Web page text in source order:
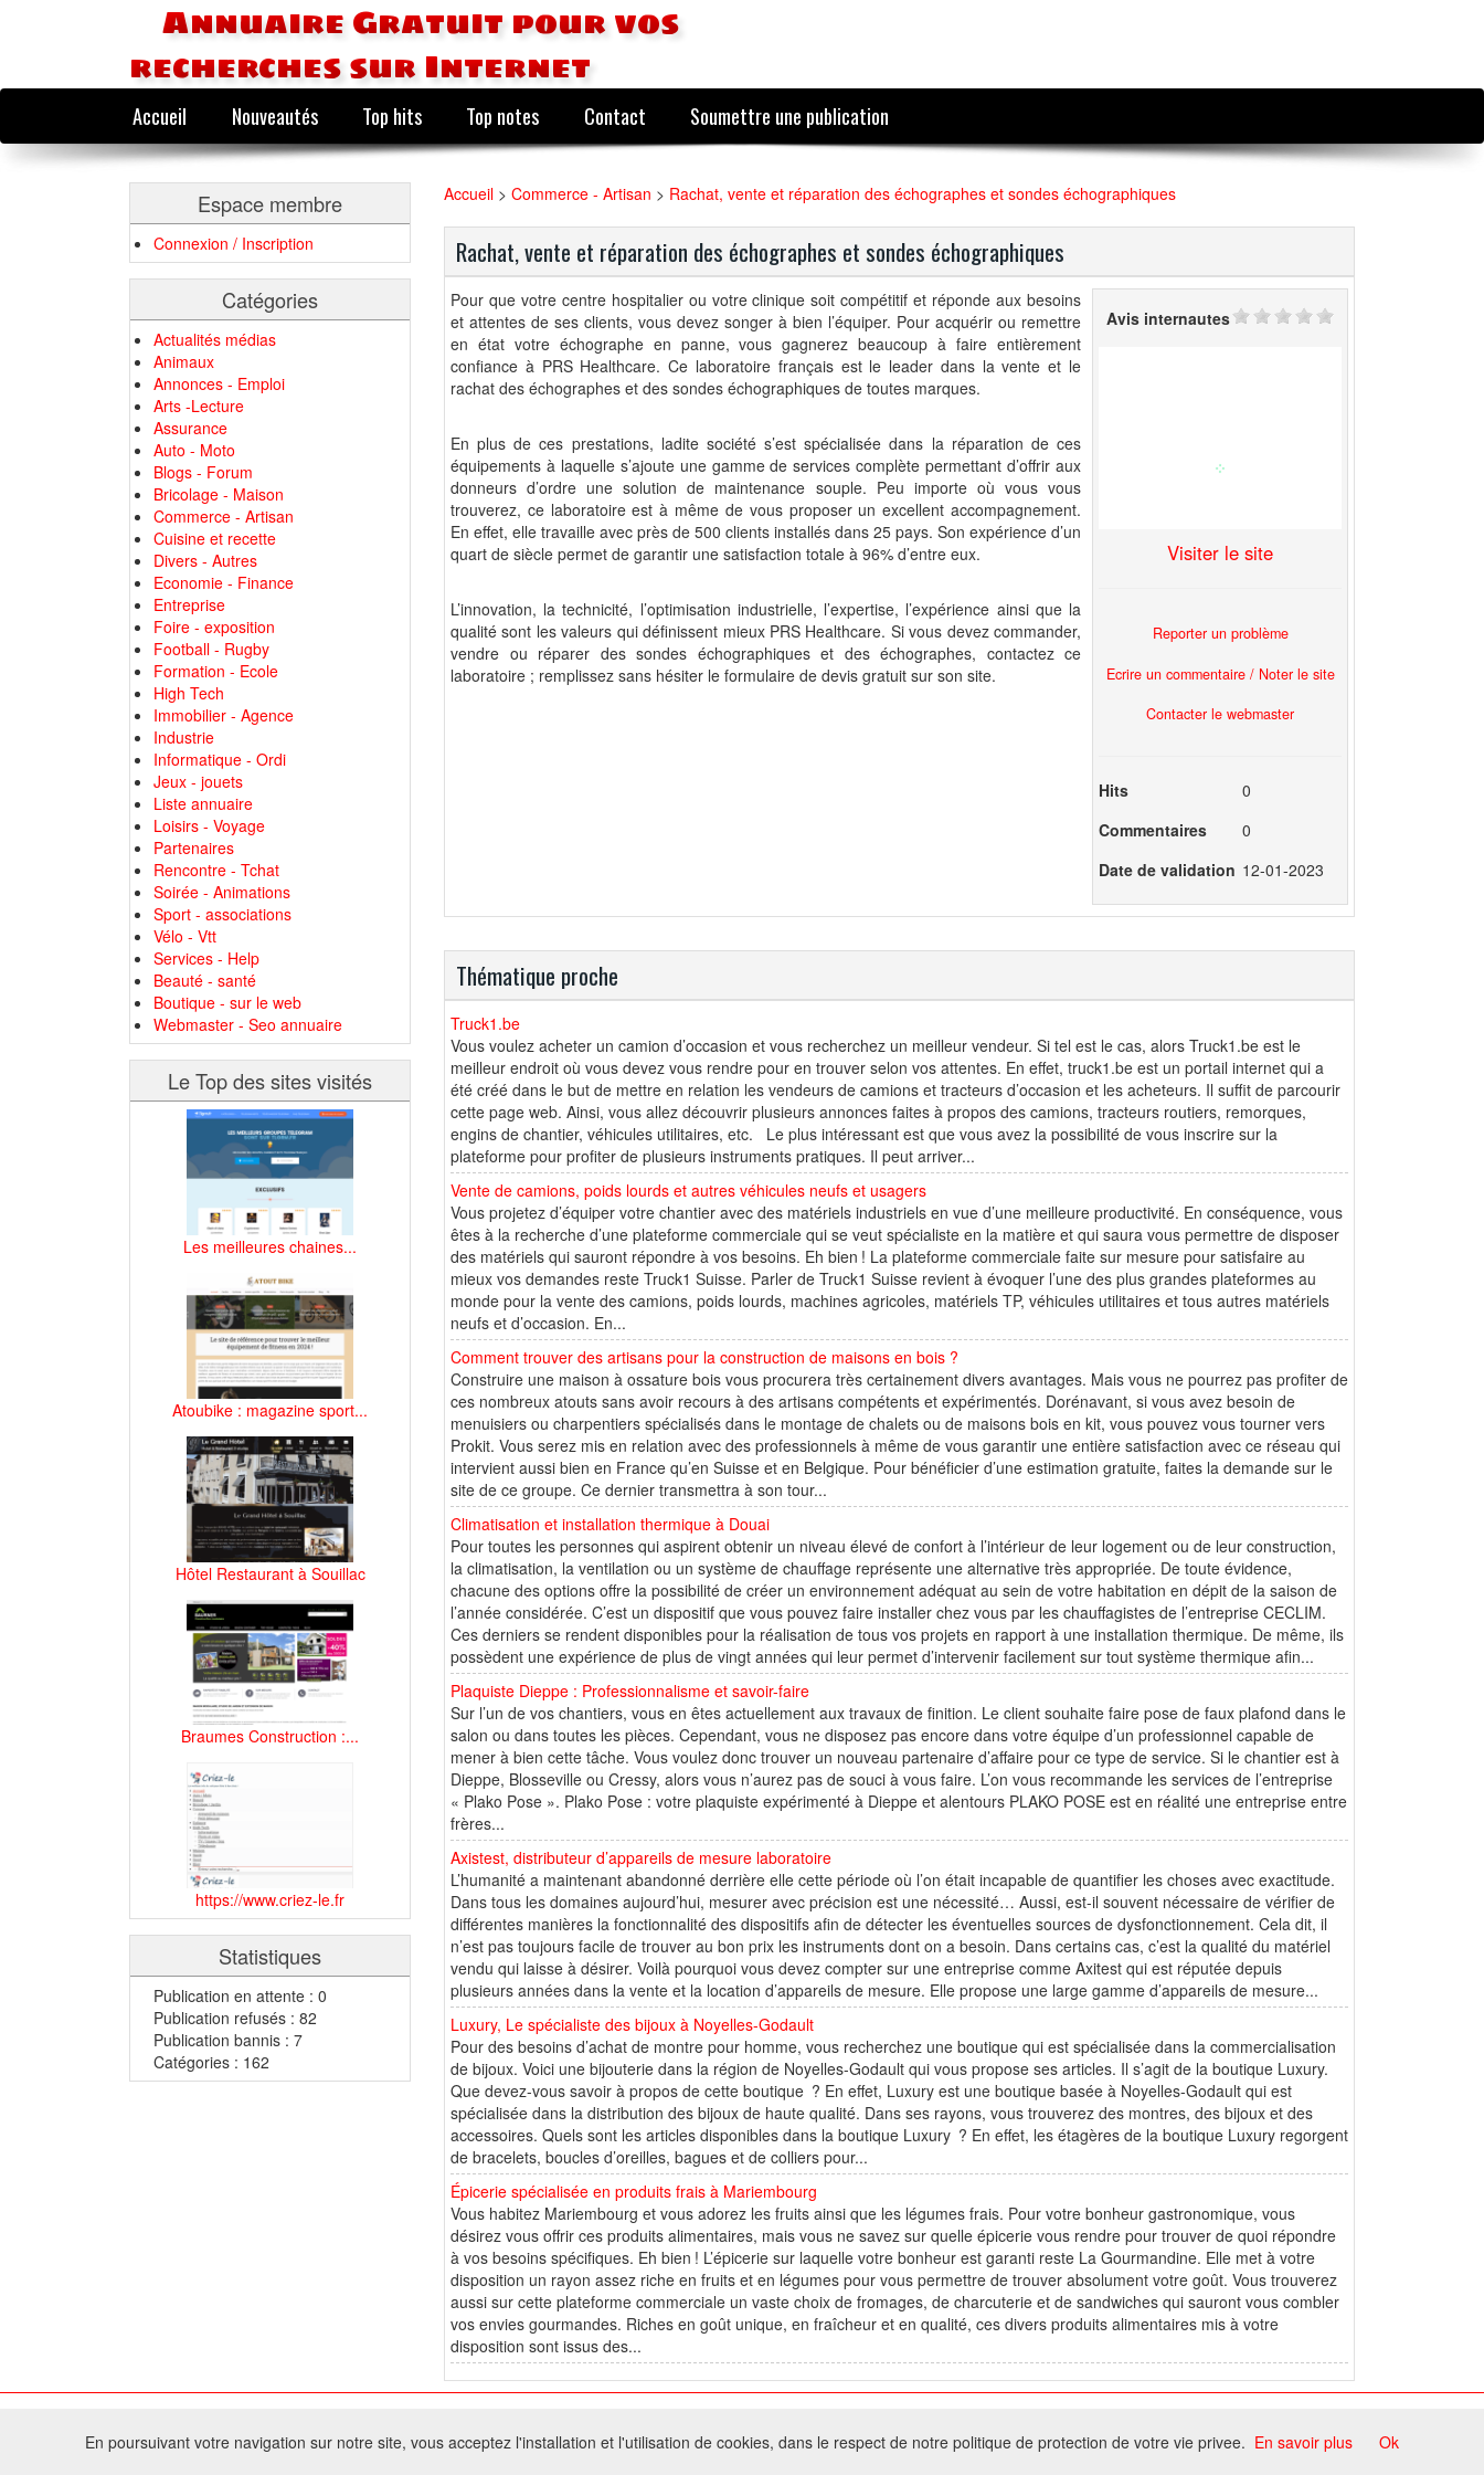
Annuaire Gratuit pour vos
recherches sur Internet
Accueil Nouveautés Top hits Top notes Contact Soumettre une publication
Espace membre
Connexion / Inscription
Catégories
Actualités médias
Animaux
Annonces - Emploi
Arts -Lecture
Assurance
Auto - Moto
Blogs - Forum
Bricolage - Maison
Commerce - Artisan
Cuisine et recette
Divers - Autres
Economie - Finance
Entreprise
Foire - exposition
Football - Rugby
Formation - Ecole
High Tech
Immobilier - Agence
Industrie
Informatique - Ordi
Jeux - jouets
Liste annuaire
Loisirs - Voyage
Partenaires
Rencontre - Tchat
Soirée - Animations
Sport - associations
Vélo - Vtt
Services - Help
Beauté - santé
Boutique - sur le web
Webmaster - Seo annuaire
Le Top des sites visités
Les meilleures chaines...
Atoubike : magazine sport...
Hôtel Restaurant à Souillac
Braumes Construction :...
https://www.criez-le.fr
Statistiques
Publication en attente : 0
Publication refusés : 82
Publication bannis : 7
Catégories : 162
Accueil > Commerce - Artisan > Rachat, vente et réparation des échographes et sondes échographiques
Rachat, vente et réparation des échographes et sondes échographiques
Pour que votre centre hospitalier ou votre clinique soit compétitif et réponde aux besoins
et attentes de ses clients, vous devez songer à bien l’équiper. Pour acquérir ou remettre
en état votre échographe en panne, vous gagnerez beaucoup à faire entièrement
confiance à PRS Healthcare. Ce laboratoire français est le leader dans la vente et le
rachat des échographes et des sondes échographiques de toutes marques.
En plus de ces prestations, ladite société s’est spécialisée dans la réparation de ces
équipements à laquelle s’ajoute une gamme de services complète permettant d’offrir aux
donneurs d’ordre une solution de maintenance souple. Peu importe où vous vous
trouverez, ce laboratoire est à même de vous proposer un excellent accompagnement.
En effet, elle travaille avec près de 500 clients installés dans 25 pays. Son expérience d’un
quart de siècle permet de garantir une satisfaction totale à 96% d’entre eux.
L’innovation, la technicité, l’optimisation industrielle, l’expertise, l’expérience ainsi que la
qualité sont les valeurs qui définissent mieux PRS Healthcare. Si vous devez commander,
vendre ou réparer des sondes échographiques et des échographes, contactez ce
laboratoire ; remplissez sans hésiter le formulaire de devis gratuit sur son site.
Avis internautes
Visiter le site
Reporter un problème
Ecrire un commentaire / Noter le site
Contacter le webmaster
Hits
0
Commentaires
0
Date de validation 12-01-2023
Thématique proche
Truck1.be
Vous voulez acheter un camion d’occasion et vous recherchez un meilleur vendeur. Si tel est le cas, alors Truck1.be est le
meilleur endroit où vous devez vous rendre pour en trouver selon vos attentes. En effet, truck1.be est un portail internet qui a
été créé dans le but de mettre en relation les vendeurs de camions et tracteurs d’occasion et les acheteurs. Il suffit de parcourir
cette page web. Ainsi, vous allez découvrir plusieurs annonces faites à propos des camions, tracteurs routiers, remorques,
engins de chantier, véhicules utilitaires, etc. Le plus intéressant est que vous avez la possibilité de vous inscrire sur la
plateforme pour profiter de plusieurs instruments pratiques. Il peut arriver...
Vente de camions, poids lourds et autres véhicules neufs et usagers
Vous projetez d’équiper votre chantier avec des matériels industriels en vue d’une meilleure productivité. En conséquence, vous
êtes à la recherche d’une plateforme commerciale qui se veut spécialiste en la matière et qui saura vous permettre de disposer
des matériels qui sauront répondre à vos besoins. Eh bien ! La plateforme commerciale faite sur mesure pour satisfaire au
mieux vos demandes reste Truck1 Suisse. Parler de Truck1 Suisse revient à évoquer l’une des plus grandes plateformes au
monde pour la vente des camions, poids lourds, machines agricoles, matériels TP, véhicules utilitaires et tous autres matériels
neufs et d’occasion. En...
Comment trouver des artisans pour la construction de maisons en bois ?
Construire une maison à ossature bois vous procurera très certainement divers avantages. Mais vous ne pourrez pas profiter de
ces nombreux atouts sans avoir recours à des artisans compétents et expérimentés. Dorénavant, si vous avez besoin de
menuisiers ou charpentiers spécialisés dans le montage de chalets ou de maisons bois en kit, vous pouvez vous tourner vers
Prokit. Vous serez mis en relation avec des professionnels à même de vous garantir une entière satisfaction avec ce réseau qui
intervient aussi bien en France qu’en Suisse et en Belgique. Pour bénéficier d’une estimation gratuite, faites la demande sur le
site de ce groupe. Ce dernier transmettra à son tour...
Climatisation et installation thermique à Douai
Pour toutes les personnes qui aspirent obtenir un niveau élevé de confort à l’intérieur de leur logement ou de leur construction,
la climatisation, la ventilation ou un système de chauffage représente une alternative très appropriée. De toute évidence,
chacune des options offre la possibilité de créer un environnement adéquat au sein de votre habitation en dépit de la saison de
l’année considérée. C’est un dispositif que vous pouvez faire installer chez vous par les chauffagistes de l’entreprise CECLIM.
Ces derniers se rendent disponibles pour la réalisation de tous vos projets en rapport à une installation thermique. De même, ils
possèdent une expérience de plus de vingt années qui leur permet d’intervenir facilement sur tout système thermique afin...
Plaquiste Dieppe : Professionnalisme et savoir-faire
Sur l’un de vos chantiers, vous en êtes actuellement aux travaux de finition. Le client souhaite faire pose de faux plafond dans le
salon ou dans toutes les pièces. Cependant, vous ne disposez pas encore dans votre équipe d’un professionnel capable de
mener à bien cette tâche. Vous voulez donc trouver un nouveau partenaire d’affaire pour ce type de service. Si le chantier est à
Dieppe, Blosseville ou Cressy, alors vous n’aurez pas de souci à vous faire. L’on vous recommande les services de l’entreprise
« Plako Pose ». Plako Pose : votre plaquiste expérimenté à Dieppe et alentours PLAKO POSE est en réalité une entreprise entre
frères...
Axistest, distributeur d’appareils de mesure laboratoire
L’humanité a maintenant abandonné derrière elle cette période où l’on était incapable de quantifier les choses avec exactitude.
Dans tous les domaines aujourd’hui, mesurer avec précision est une nécessité… Aussi, est-il souvent nécessaire de vérifier de
différentes manières la fonctionnalité des dispositifs afin de détecter les éventuelles sources de dysfonctionnement. Cela dit, il
n’est pas toujours facile de trouver au bon prix les instruments dont on a besoin. Dans certains cas, c’est la qualité du matériel
vendu qui laisse à désirer. Voilà pourquoi vous devez compter sur une entreprise comme Axitest qui est réputée depuis
plusieurs années dans la vente et la location d’appareils de mesure. Elle propose une large gamme d’appareils de mesure...
Luxury, Le spécialiste des bijoux à Noyelles-Godault
Pour des besoins d’achat de montre pour homme, vous recherchez une boutique qui est spécialisée dans la commercialisation
de bijoux. Voici une bijouterie dans la région de Noyelles-Godault qui vous propose ses articles. Il s’agit de la boutique Luxury.
Que devez-vous savoir à propos de cette boutique ? En effet, Luxury est une boutique basée à Noyelles-Godault qui est
spécialisée dans la distribution des bijoux de haute qualité. Dans ses rayons, vous trouverez des montres, des bijoux et des
accessoires. Quels sont les articles disponibles dans la boutique Luxury ? En effet, les étagères de la boutique Luxury regorgent
de bracelets, boucles d’oreilles, bagues et de colliers pour...
Épicerie spécialisée en produits frais à Mariembourg
Vous habitez Mariembourg et vous adorez les fruits ainsi que les légumes frais. Pour votre bonheur gastronomique, vous
désirez vous offrir ces produits alimentaires, mais vous ne savez sur quelle épicerie vous rendre pour trouver de quoi répondre
à vos besoins spécifiques. Eh bien ! L’épicerie sur laquelle votre bonheur est garanti reste La Gourmandine. Elle met à votre
disposition un rayon assez riche en fruits et en légumes pour vous permettre de trouver absolument votre goût. Vous trouverez
aussi sur cette plateforme commerciale un vaste choix de fromages, de charcuterie et de sandwiches qui sauront vous combler
vos envies gourmandes. Riches en goût unique, en fraîcheur et en qualité, ces divers produits alimentaires mis à votre
disposition sont issus des...
Tous droits réservés - Toute reproduction du contenu de ce site, même partielle, est interdite sans accord du propriétaire.
En poursuivant votre navigation sur notre site, vous acceptez l'installation et l'utilisation de cookies, dans le respect de notre politique de protection de votre vie privee. En savoir plus Ok